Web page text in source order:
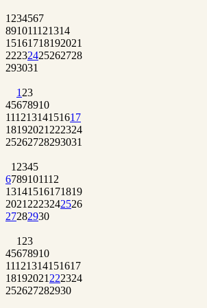
1 234567
891011121314
15161718192021
22232425262728
293031
1 23
45678910
11121314151617
18192021 222324
25262728293031
1 2345
6789101112
13141516171819
2021 2223242526
27282930
1 23
45678910
11121314151617
18192021 222324
252627282930